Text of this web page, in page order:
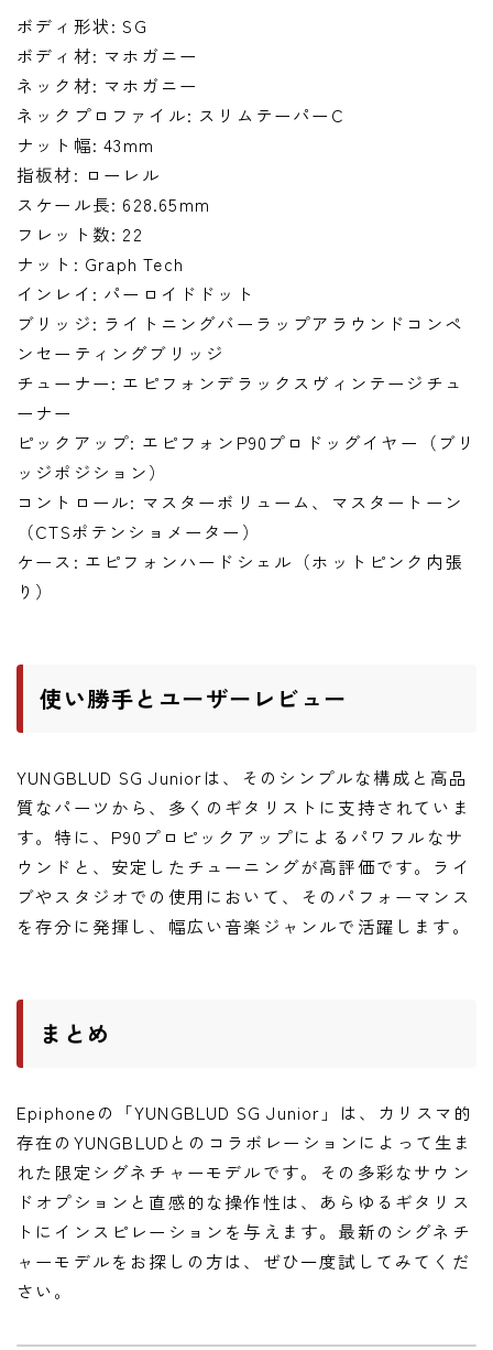
ボディ形状: SG
ボディ材: マホガニー
ネック材: マホガニー
ネックプロファイル: スリムテーパーC
ナット幅: 43mm
指板材: ローレル
スケール長: 628.65mm
フレット数: 22
ナット: Graph Tech
インレイ: パーロイドドット
ブリッジ: ライトニングバーラップアラウンドコンペ
ンセーティングブリッジ
チューナー: エピフォンデラックスヴィンテージチュ
ーナー
ピックアップ: エピフォンP90プロドッグイヤー（ブリ
ッジポジション）
コントロール: マスターボリューム、マスタートーン
（CTSポテンショメーター）
ケース: エピフォンハードシェル（ホットピンク内張
り）
使い勝手とユーザーレビュー
YUNGBLUD SG Juniorは、そのシンプルな構成と高品
質なパーツから、多くのギタリストに支持されていま
す。特に、P90プロピックアップによるパワフルなサ
ウンドと、安定したチューニングが高評価です。ライ
ブやスタジオでの使用において、そのパフォーマンス
を存分に発揮し、幅広い音楽ジャンルで活躍します。
まとめ
Epiphoneの「YUNGBLUD SG Junior」は、カリスマ的
存在のYUNGBLUDとのコラボレーションによって生ま
れた限定シグネチャーモデルです。その多彩なサウン
ドオプションと直感的な操作性は、あらゆるギタリス
トにインスピレーションを与えます。最新のシグネチ
ャーモデルをお探しの方は、ぜひ一度試してみてくだ
さい。